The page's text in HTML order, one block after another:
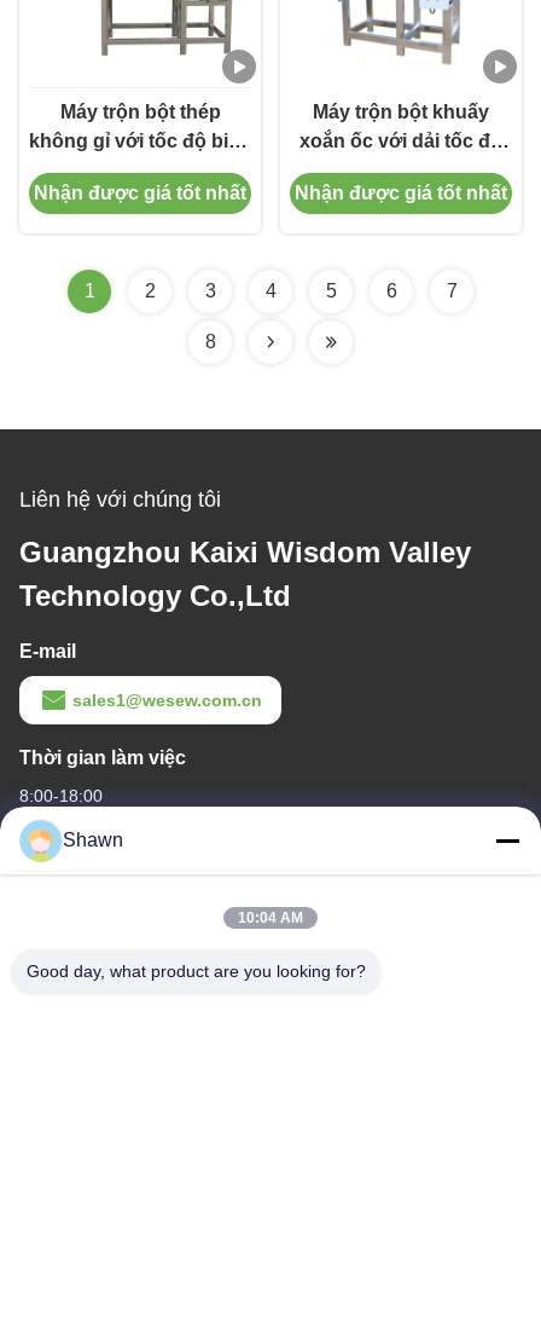
Máy trộn bột thép
không gỉ với tốc độ biến
đổi Máy trộn ruy băng
công nghiệp
Nhận được giá tốt nhất
Máy trộn bột khuấy
xoắn ốc với dải tốc độ
30-39 vòng/phút và gia
nhiệt điện
Nhận được giá tốt nhất
1 2 3 4 5 6 7
8
Liên hệ với chúng tôi
Guangzhou Kaixi Wisdom Valley
Technology Co.,Ltd
E-mail
sales1@wesew.com.cn
Thời gian làm việc
8:00-18:00
Địa chỉ của tôi
Tòa nhà 1, không.35, Luopu South Road, Luopu Street Quận
Shawn
10:04 AM
Good day, what product are you looking for?